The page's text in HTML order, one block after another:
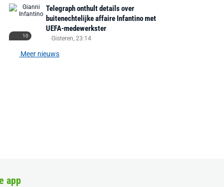
10
Telegraph onthult details over
buitenechtelijke affaire Infantino met
UEFA-medewerkster
Gisteren, 23:14
Meer nieuws
app